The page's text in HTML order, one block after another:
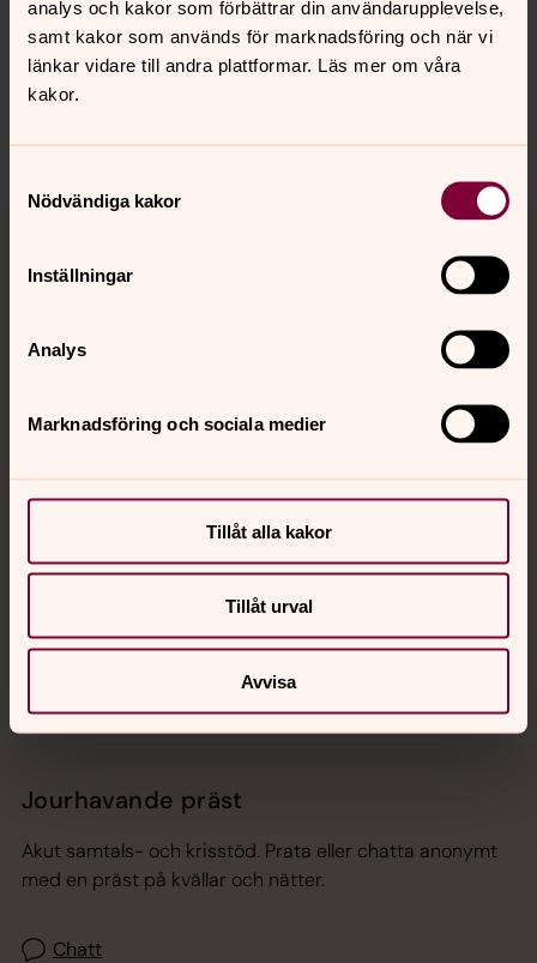
analys och kakor som förbättrar din användarupplevelse,
samt kakor som används för marknadsföring och när vi
länkar vidare till andra plattformar. Läs mer om våra
kakor.
Nödvändiga kakor
Inställningar
Analys
Marknadsföring och sociala medier
Tillåt alla kakor
Tillåt urval
Avvisa
innehåll?
ronneby.kyrkogard@svenskakyrkan.se
Dela
Tillbaka till toppen
Tillbaka till innehållet
Kontakt
Kalender
Jourhavande präst
Akut samtals- och krisstöd. Prata eller chatta anonymt
med en präst på kvällar och nätter.
Chatt